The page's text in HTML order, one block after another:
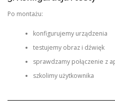
Po montażu:
konfigurujemy urządzenia
testujemy obraz i dźwięk
sprawdzamy połączenie z
szkolimy użytkownika